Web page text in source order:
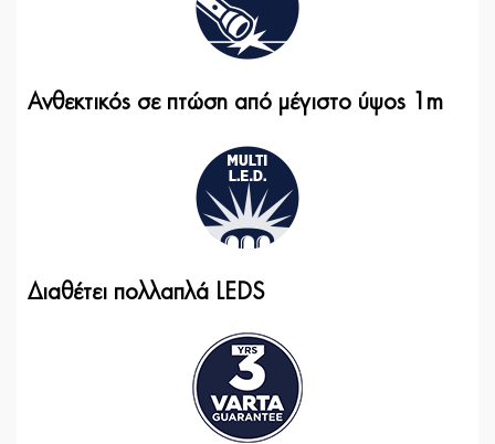
Ανθεκτικός σε πτώση από μέγιστο ύψος 1m
Διαθέτει πολλαπλά LEDS